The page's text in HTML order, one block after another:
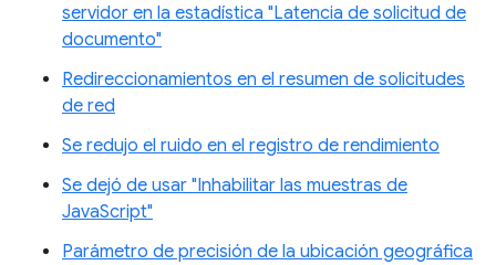
servidor en la estadística "Latencia de solicitud de
documento"
Redireccionamientos en el resumen de solicitudes
de red
Se redujo el ruido en el registro de rendimiento
Se dejó de usar "Inhabilitar las muestras de
JavaScript"
Parámetro de precisión de la ubicación geográfica